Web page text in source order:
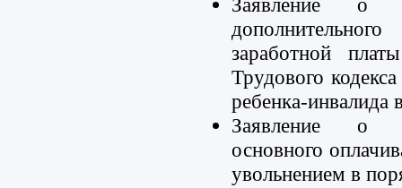
заработной
Трудового
ребенка-инвалида
Заявление о
основного
увольнением в